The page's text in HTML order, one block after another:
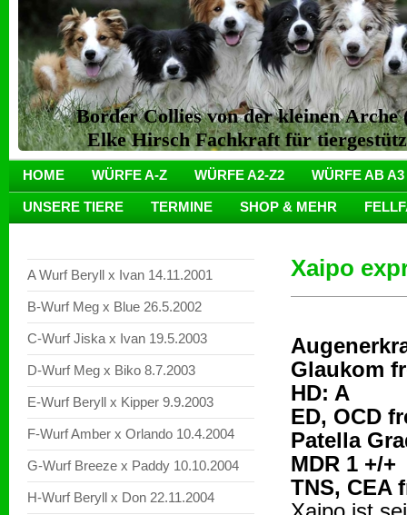
Border Collies von der kleinen
Elke Hirsch Fachkraft für
HOME WÜRFE A-Z WÜRFE A2-Z2 WÜRFE AB A3
UNSERE TIERE TERMINE SHOP & MEHR
A Wurf Beryll x Ivan 14.11.2001
B-Wurf Meg x Blue 26.5.2002
C-Wurf Jiska x Ivan 19.5.2003
D-Wurf Meg x Biko 8.7.2003
E-Wurf Beryll x Kipper 9.9.2003
F-Wurf Amber x Orlando 10.4.2004
G-Wurf Breeze x Paddy 10.10.2004
H-Wurf Beryll x Don 22.11.2004
Xaipo
Glaukom
HD: A
ED, OCD
Patella
MDR 1 +/+
TNS, CEA